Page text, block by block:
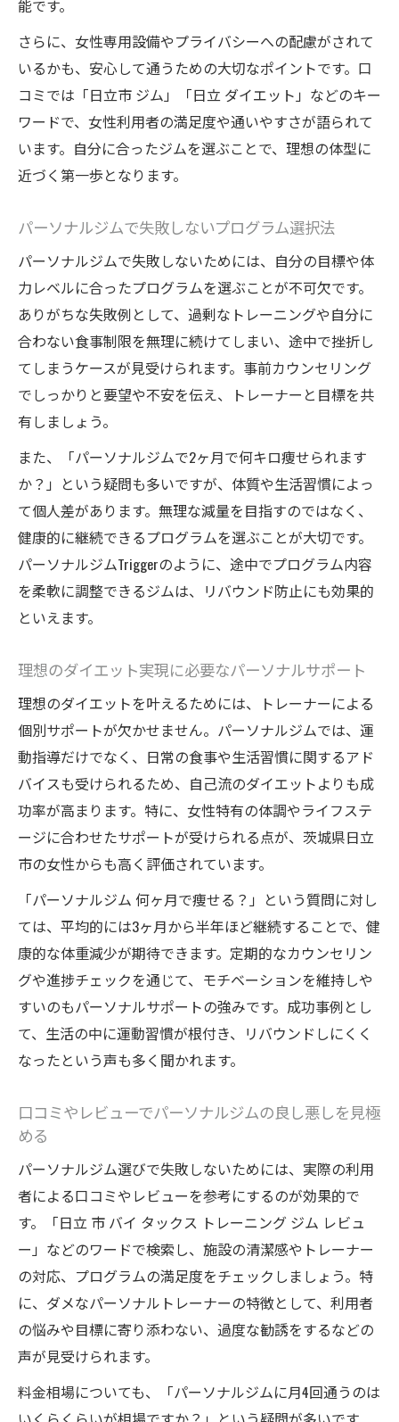
能です。
さらに、女性専用設備やプライバシーへの配慮がされて
いるかも、安心して通うための大切なポイントです。口
コミでは「日立市 ジム」「日立 ダイエット」などのキー
ワードで、女性利用者の満足度や通いやすさが語られて
います。自分に合ったジムを選ぶことで、理想の体型に
近づく第一歩となります。
パーソナルジムで失敗しないプログラム選択法
パーソナルジムで失敗しないためには、自分の目標や体
力レベルに合ったプログラムを選ぶことが不可欠です。
ありがちな失敗例として、過剰なトレーニングや自分に
合わない食事制限を無理に続けてしまい、途中で挫折し
てしまうケースが見受けられます。事前カウンセリング
でしっかりと要望や不安を伝え、トレーナーと目標を共
有しましょう。
また、「パーソナルジムで2ヶ月で何キロ痩せられます
か？」という疑問も多いですが、体質や生活習慣によっ
て個人差があります。無理な減量を目指すのではなく、
健康的に継続できるプログラムを選ぶことが大切です。
パーソナルジムTriggerのように、途中でプログラム内容
を柔軟に調整できるジムは、リバウンド防止にも効果的
といえます。
理想のダイエット実現に必要なパーソナルサポート
理想のダイエットを叶えるためには、トレーナーによる
個別サポートが欠かせません。パーソナルジムでは、運
動指導だけでなく、日常の食事や生活習慣に関するアド
バイスも受けられるため、自己流のダイエットよりも成
功率が高まります。特に、女性特有の体調やライフステ
ージに合わせたサポートが受けられる点が、茨城県日立
市の女性からも高く評価されています。
「パーソナルジム 何ヶ月で痩せる？」という質問に対し
ては、平均的には3ヶ月から半年ほど継続することで、健
康的な体重減少が期待できます。定期的なカウンセリン
グや進捗チェックを通じて、モチベーションを維持しや
すいのもパーソナルサポートの強みです。成功事例とし
て、生活の中に運動習慣が根付き、リバウンドしにくく
なったという声も多く聞かれます。
口コミやレビューでパーソナルジムの良し悪しを見極
める
パーソナルジム選びで失敗しないためには、実際の利用
者による口コミやレビューを参考にするのが効果的で
す。「日立 市 バイ タックス トレーニング ジム レビュ
ー」などのワードで検索し、施設の清潔感やトレーナー
の対応、プログラムの満足度をチェックしましょう。特
に、ダメなパーソナルトレーナーの特徴として、利用者
の悩みや目標に寄り添わない、過度な勧誘をするなどの
声が見受けられます。
料金相場についても、「パーソナルジムに月4回通うのは